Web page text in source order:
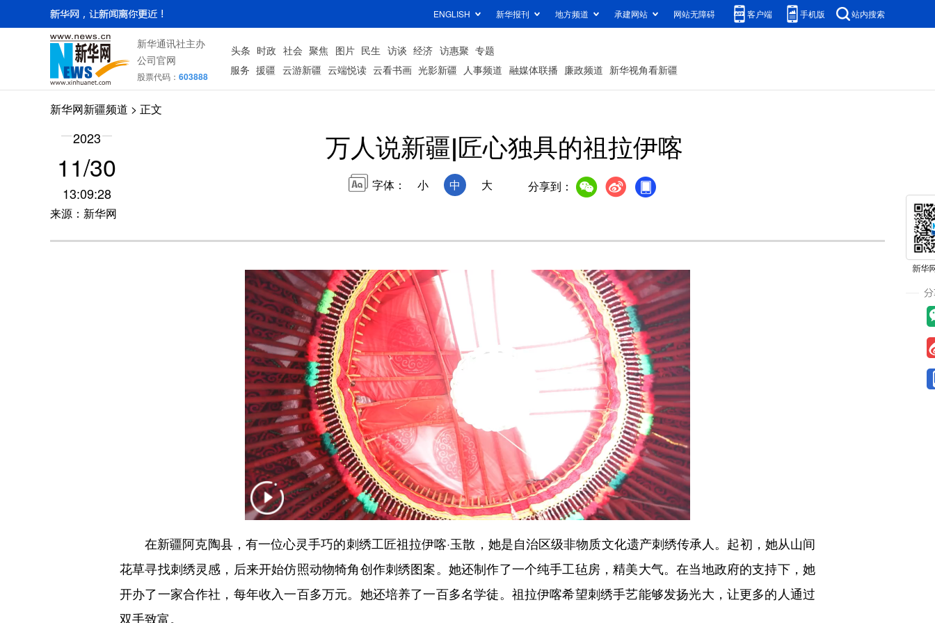
ENGLISH 新华报刊 地方频道 承建网站 网站无障碍 客户端 手机版 站内搜索
新华通讯社主办
公司官网
股票代码： 603888
头条 时政 社会 聚焦 图片 民生 访谈 经济 访惠聚 专题
服务 援疆 云游新疆 云端悦读 云看书画 光影新疆 人事频道 融媒体联播 廉政频道 新华视角看新疆
新华网新疆频道 > 正文
2023
11/30
13:09:28
来源：新华网
万人说新疆|匠心独具的祖拉伊喀
字体： 小 中 大 分享到：
在新疆阿克陶县，有一位心灵手巧的刺绣工匠祖拉伊喀·玉散，她是自治区级非物质文化遗产刺绣传承人。起初，她从山间
花草寻找刺绣灵感，后来开始仿照动物犄角创作刺绣图案。她还制作了一个纯手工毡房，精美大气。在当地政府的支持下，她
开办了一家合作社，每年收入一百多万元。她还培养了一百多名学徒。祖拉伊喀希望刺绣手艺能够发扬光大，让更多的人通过
双手致富。